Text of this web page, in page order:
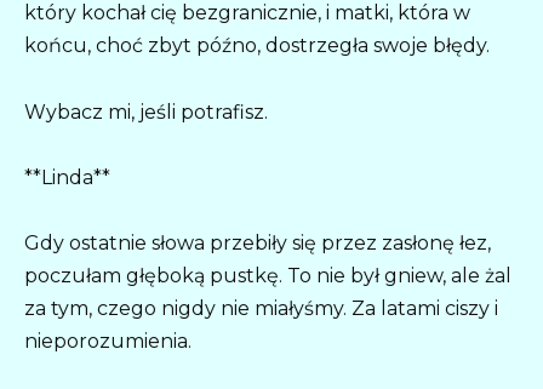
który kochał cię bezgranicznie, i matki, która w
końcu, choć zbyt późno, dostrzegła swoje błędy.
Wybacz mi, jeśli potrafisz.
**Linda**
Gdy ostatnie słowa przebiły się przez zasłonę łez,
poczułam głęboką pustkę. To nie był gniew, ale żal
za tym, czego nigdy nie miałyśmy. Za latami ciszy i
nieporozumienia.